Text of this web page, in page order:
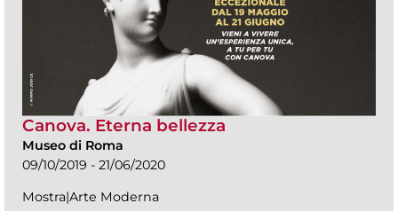
Canova. Eterna bellezza
Museo di Roma
09/10/2019 - 21/06/2020
Mostra|Arte Moderna